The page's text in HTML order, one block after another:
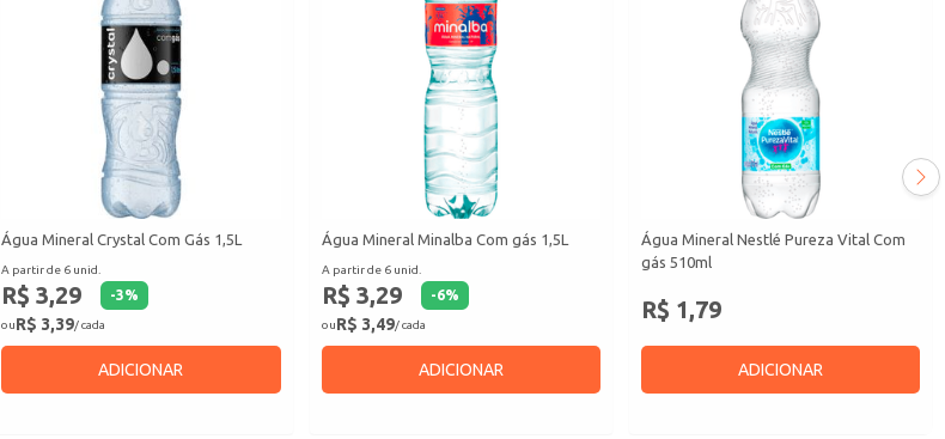
Água Mineral Crystal Com Gás 1,5L
A partir de 6 unid.
R$ 3,29 -3%
ouR$ 3,39/ cada
ADICIONAR
Água Mineral Minalba Com gás 1,5L
A partir de 6 unid.
R$ 3,29 -6%
ouR$ 3,49/ cada
ADICIONAR
Água Mineral Nestlé Pureza Vital Com
gás 510ml
R$ 1,79
ADICIONAR